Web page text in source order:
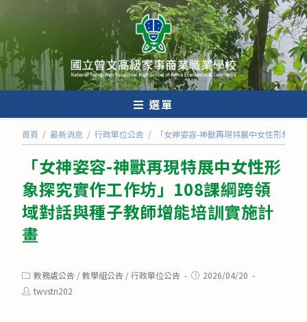
轉
至
主
要
內
選單
首頁 / 最新消息 / 行政單位公告 / 「女神姿容-神獸再現特展中女性形象探
「女神姿容-神獸再現特展中女性形
象探究實作工作坊」108課綱跨領
域對話與種子教師增能培訓實施計
畫
Post
category:
教務處公告 /教學組公告 /行政單位公告
Post2026/04/20
Posttwvstn202